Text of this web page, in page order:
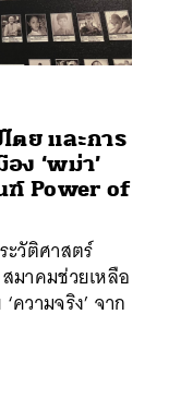
ตย และการ
ง ‘พม่า’
Power of
ะวัติศาสตร์
มาคมช่วยเหลือ
ความจริง’ จาก